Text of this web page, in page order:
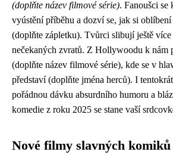
(doplňte název filmové série). Fanoušci se
vyústění příběhu a dozví se, jak si
(doplňte zápletku). Tvůrci slibují ještě více
nečekaných zvratů. Z Hollywoodu k nám
(doplňte název filmové série), kde se v
představí (doplňte jména herců). I
pořádnou dávku absurdního humoru a
komedie z roku 2025 se stane vaší
Nové filmy slavných komiků